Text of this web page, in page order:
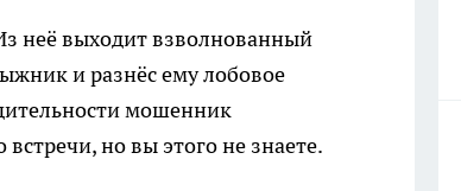
неё выходит взволнованный
и разнёс ему лобовое
мошенник
но вы этого не знаете.